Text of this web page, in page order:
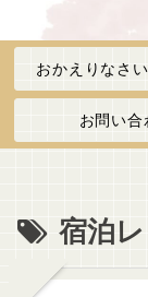
お問い合
宿泊